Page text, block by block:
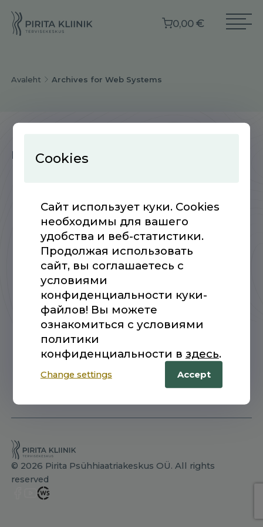
Cookies
Сайт использует куки. Cookies
необходимы для вашего
удобства и веб-статистики.
Продолжая использовать
сайт, вы соглашаетесь с
условиями
конфиденциальности куки-
файлов! Вы можете
ознакомиться с условиями
политики
конфиденциальности в здесь.
Change settings Accept
0,00€
Avaleht Archives for Web Systems
Postitusi ei leitud!
© 2026 Pirita Psühhiaatriakeskus OÜ. All rights
reserved